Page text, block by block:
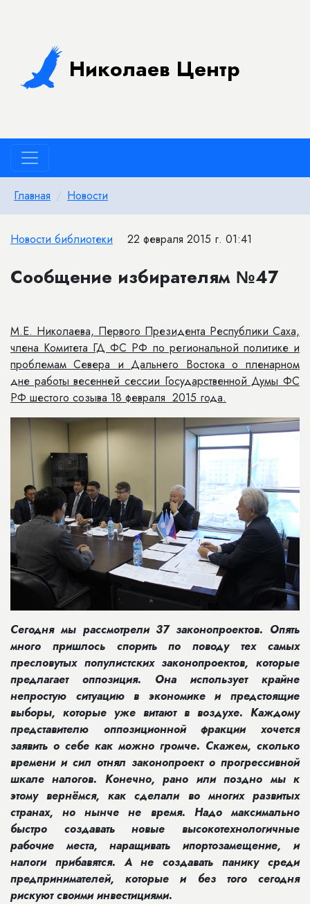
Николаев Центр
Главная Новости
Новости библиотеки 22 февраля 2015 г. 01:41
Сообщение избирателям №47
М.Е. Николаева, Первого Президента Республики Саха,
члена Комитета ГД ФС РФ по региональной политике и
проблемам Севера и Дальнего Востока о пленарном
дне работы весенней сессии Государственной Думы ФС
РФ шестого созыва 18 февраля 2015 года.
Сегодня мы рассмотрели 37 законопроектов. Опять
много пришлось спорить по поводу тех самых
пресловутых популистских законопроектов, которые
предлагает оппозиция. Она использует крайне
непростую ситуацию в экономике и предстоящие
выборы, которые уже витают в воздухе. Каждому
представителю оппозиционной фракции хочется
заявить о себе как можно громче. Скажем, сколько
времени и сил отнял законопроект о прогрессивной
шкале налогов. Конечно, рано или поздно мы к
этому вернёмся, как сделали во многих развитых
странах, но нынче не время. Надо максимально
быстро создавать новые высокотехнологичные
рабочие места, наращивать ипортозамещение, и
налоги прибавятся. А не создавать панику среди
предпринимателей, которые и без того сегодня
рискуют своими инвестициями.